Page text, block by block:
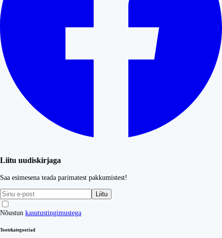
Liitu uudiskirjaga
Saa esimesena teada parimatest pakkumistest!
Liitu
Nõustun kasutustingimustega
Tootekategooriad